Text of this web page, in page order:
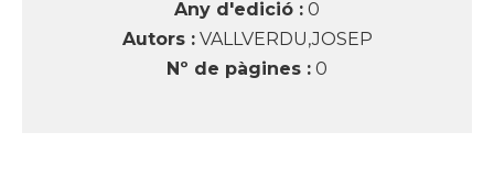
Any d'edició : 0
Autors : VALLVERDU,JOSEP
Nº de pàgines : 0